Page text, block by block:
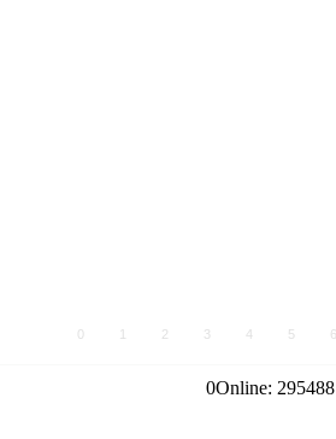
0 1 2 3 4 5 6
0Online: 295488